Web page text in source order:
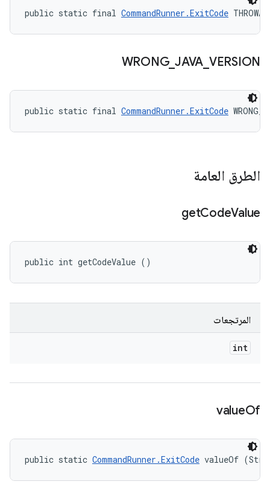
public static final CommandRunner.ExitCode
WRONG_ JAVA VERSION
public static final CommandRunner.ExitCode
الطرق العامة
getCodeValue
public int getCodeValue ()
المرتجعات
int
valueOf
public static CommandRunner.ExitCode valueOf